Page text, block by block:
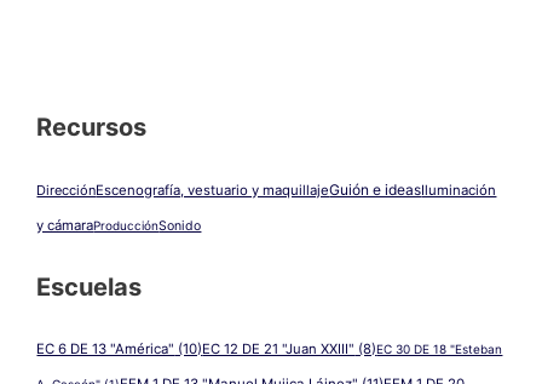
1
(2017)
Recursos
DirecciónEscenografía, vestuario y maquillajeGuión e ideasIluminación
y cámaraProducciónSonido
Escuelas
EC 6 DE 13 "América" (10)EC 12 DE 21 "Juan XXIII" (8)EC 30 DE 18 "Esteban